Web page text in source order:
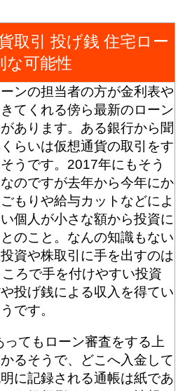
取引 投げ銭 住宅ロー
な可能性
ンの担当者の方が金利表や
てくれる傍ら最新のローン
あります。ある銀行から聞
らいは仮想通貨の取引をす
うです。2017年にもそう
のですが去年から今年にか
もりや給与カットなどによ
個人が小さな額から投資に
のこと。なんの知識もない
資や株取引に手を出すのは
ろで手を付けやすい投資
投げ銭による収入を得てい
です。
てもローン審査をする上
るそうで、どこへ入金して
に記録される通帳は紙であ